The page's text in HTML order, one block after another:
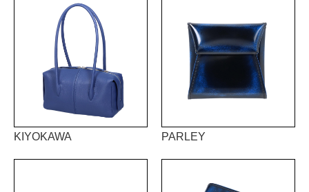
KIYOKAWA PARLEY